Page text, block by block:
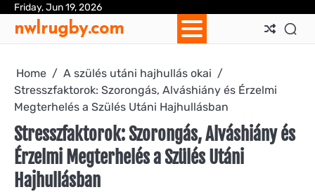
Skip
content
Friday, Jun 19, 2026
nwlrugby.com
Home
A szülés utáni hajhullás okai
Stresszfaktorok: Szorongás, Alváshiány és Érzelmi
Megterhelés a Szülés Utáni Hajhullásban
Stresszfaktorok: Szorongás, Alváshiány és
Érzelmi Megterhelés a Szülés Utáni
Hajhullásban